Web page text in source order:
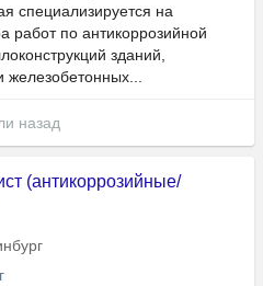
специализируется на
работ по антикоррозийной
зданий,
железобетонных...
назад
(антикоррозийные/